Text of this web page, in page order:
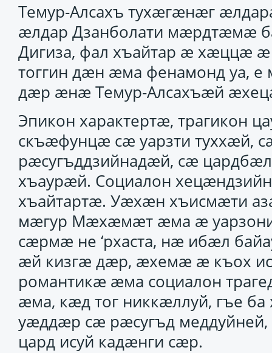
Темур-Алсахъ тухӕгӕнӕг
ӕлдар Дзанболати мӕрдтӕмӕ
Дигиза, фал хъайтар ӕ хӕццӕ ӕ
тоггин дӕн ӕма фенамонд уа,
дӕр ӕнӕ Темур-Алсахъӕй
Эпикон характертӕ, трагикон
скъӕфунцӕ сӕ уарзти туххӕй,
рӕсугъддзийнадӕй, сӕ
хъаурӕй. Социалон
хъайтартӕ. Уӕхӕн хъисмӕти
мӕгур Мӕхӕмӕт ӕма ӕ
сӕрмӕ не ‘рхаста, нӕ ибӕл
ӕй кизгӕ дӕр, ӕхемӕ ӕ къох
романтикӕ ӕма социалон
ӕма, кӕд тог никкӕллуй, гъе
уӕддӕр сӕ рӕсугъд
цард исуй кадӕнги сӕр.